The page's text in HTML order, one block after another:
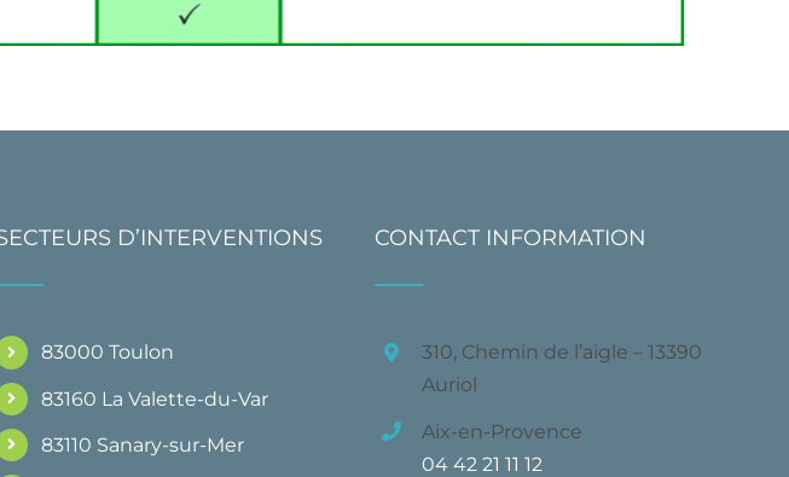
D’INTERVENTIONS
83000 Toulon
83160 La Valette-du-Var
83110 Sanary-sur-Mer
CONTACT INFORMATION
310, Chemin de l’aigle – 13390
Auriol
Aix-en-Provence
04 42 21 11 12